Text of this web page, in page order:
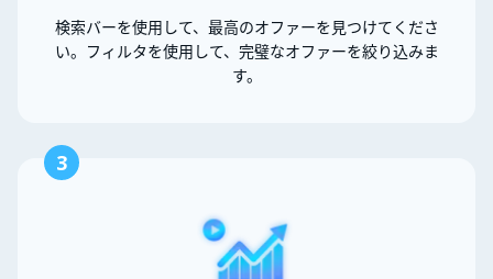
検索バーを使用して、最高のオファーを見つけてくださ
い。フィルタを使用して、完璧なオファーを絞り込みま
す。
3